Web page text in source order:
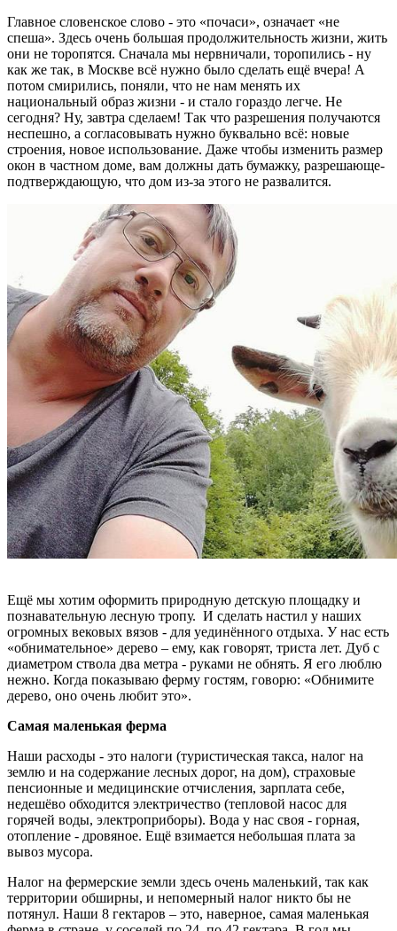
Главное словенское слово - это «почаси», означает «не
спеша». Здесь очень большая продолжительность жизни, жить
они не торопятся. Сначала мы нервничали, торопились - ну
как же так, в Москве всё нужно было сделать ещё вчера! А
потом смирились, поняли, что не нам менять их
национальный образ жизни - и стало гораздо легче. Не
сегодня? Ну, завтра сделаем! Так что разрешения получаются
неспешно, а согласовывать нужно буквально всё: новые
строения, новое использование. Даже чтобы изменить размер
окон в частном доме, вам должны дать бумажку, разрешающе-
подтверждающую, что дом из-за этого не развалится.
Ещё мы хотим оформить природную детскую площадку и
познавательную лесную тропу. И сделать настил у наших
огромных вековых вязов - для уединённого отдыха. У нас есть
«обнимательное» дерево – ему, как говорят, триста лет. Дуб с
диаметром ствола два метра - руками не обнять. Я его люблю
нежно. Когда показываю ферму гостям, говорю: «Обнимите
дерево, оно очень любит это».
Самая маленькая ферма
Наши расходы - это налоги (туристическая такса, налог на
землю и на содержание лесных дорог, на дом), страховые
пенсионные и медицинские отчисления, зарплата себе,
недешёво обходится электричество (тепловой насос для
горячей воды, электроприборы). Вода у нас своя - горная,
отопление - дровяное. Ещё взимается небольшая плата за
вывоз мусора.
Налог на фермерские земли здесь очень маленький, так как
территории обширны, и непомерный налог никто бы не
потянул. Наши 8 гектаров – это, наверное, самая маленькая